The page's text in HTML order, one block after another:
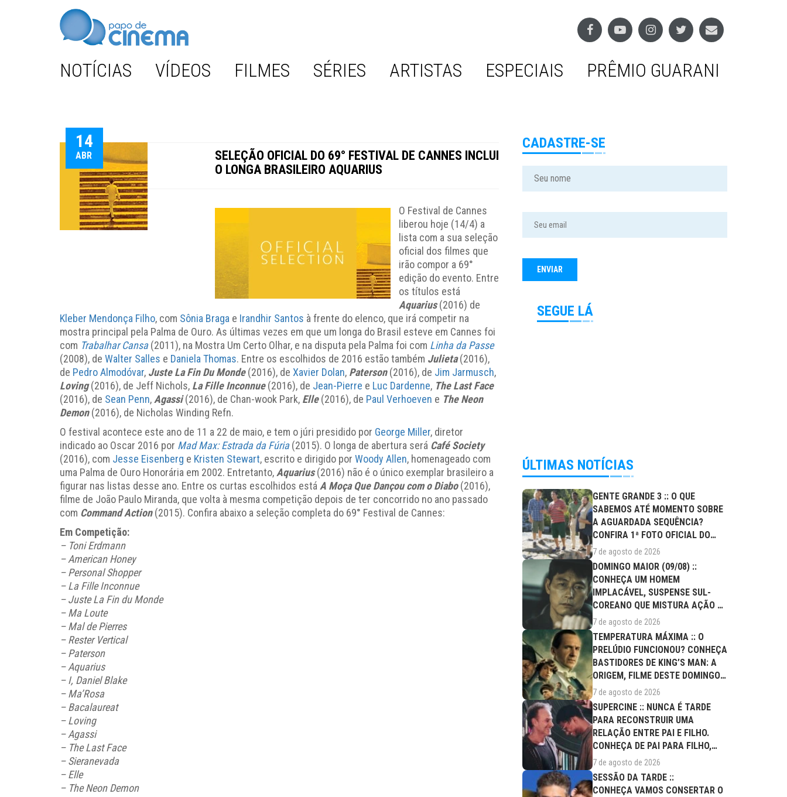
NOTÍCIAS VÍDEOS FILMES SÉRIES ARTISTAS ESPECIAIS PRÊMIO GUARANI
14
ABR
SELEÇÃO OFICIAL DO 69° FESTIVAL DE CANNES INCLUI
O LONGA BRASILEIRO AQUARIUS
O Festival de Cannes
liberou hoje (14/4) a
lista com a sua seleção
oficial dos filmes que
irão compor a 69°
edição do evento. Entre
os títulos está
Aquarius(2016) de
Kleber Mendonça Filho, com Sônia Braga e Irandhir Santos à frente do elenco, que irá competir na
mostra principal pela Palma de Ouro. As últimas vezes em que um longa do Brasil esteve em Cannes foi
com Trabalhar Cansa(2011), na Mostra Um Certo Olhar, e na disputa pela Palma foi com Linha da Passe
(2008), de Walter Salles e Daniela Thomas. Entre os escolhidos de 2016 estão também Julieta(2016),
de Pedro Almodóvar, Juste La Fin Du Monde(2016), de Xavier Dolan, Paterson(2016), de Jim Jarmusch,
Loving(2016), de Jeff Nichols, La Fille Inconnue(2016), de Jean-Pierre e Luc Dardenne, The Last Face
(2016), de Sean Penn, Agassi(2016), de Chan-wook Park, Elle(2016), de Paul Verhoeven e The Neon
Demon(2016), de Nicholas Winding Refn.
O festival acontece este ano de 11 a 22 de maio, e tem o júri presidido por George Miller, diretor
indicado ao Oscar 2016 por Mad Max: Estrada da Fúria(2015). O longa de abertura será Café Society
(2016), com Jesse Eisenberg e Kristen Stewart, escrito e dirigido por Woody Allen, homenageado com
uma Palma de Ouro Honorária em 2002. Entretanto, Aquarius(2016) não é o único exemplar brasileiro a
figurar nas listas desse ano. Entre os curtas escolhidos está A Moça Que Dançou com o Diabo(2016),
filme de João Paulo Miranda, que volta à mesma competição depois de ter concorrido no ano passado
com Command Action(2015). Confira abaixo a seleção completa do 69° Festival de Cannes:
Em Competição:
– Toni Erdmann
– American Honey
– Personal Shopper
– La Fille Inconnue
– Juste La Fin du Monde
– Ma Loute
– Mal de Pierres
– Rester Vertical
– Paterson
– Aquarius
– I, Daniel Blake
– Ma’Rosa
– Bacalaureat
– Loving
– Agassi
– The Last Face
– Sieranevada
– Elle
– The Neon Demon
CADASTRE-SE
SEGUE LÁ
ÚLTIMAS NOTÍCIAS
GENTE GRANDE 3 :: O QUE
SABEMOS ATÉ MOMENTO SOBRE
A AGUARDADA SEQUÊNCIA?
CONFIRA 1ª FOTO OFICIAL DO
ELENCO!
7 de agosto de 2026
DOMINGO MAIOR (09/08) ::
CONHEÇA UM HOMEM
IMPLACÁVEL, SUSPENSE SUL-
COREANO QUE MISTURA AÇÃO E
DRAMA FAMILIAR
7 de agosto de 2026
TEMPERATURA MÁXIMA :: O
PRELÚDIO FUNCIONOU? CONHEÇA
BASTIDORES DE KING’S MAN: A
ORIGEM, FILME DESTE DOMINGO
(09/08)
7 de agosto de 2026
SUPERCINE :: NUNCA É TARDE
PARA RECONSTRUIR UMA
RELAÇÃO ENTRE PAI E FILHO.
CONHEÇA DE PAI PARA FILHO,
FILME DESTE...
7 de agosto de 2026
SESSÃO DA TARDE ::
CONHEÇA VAMOS CONSERTAR O